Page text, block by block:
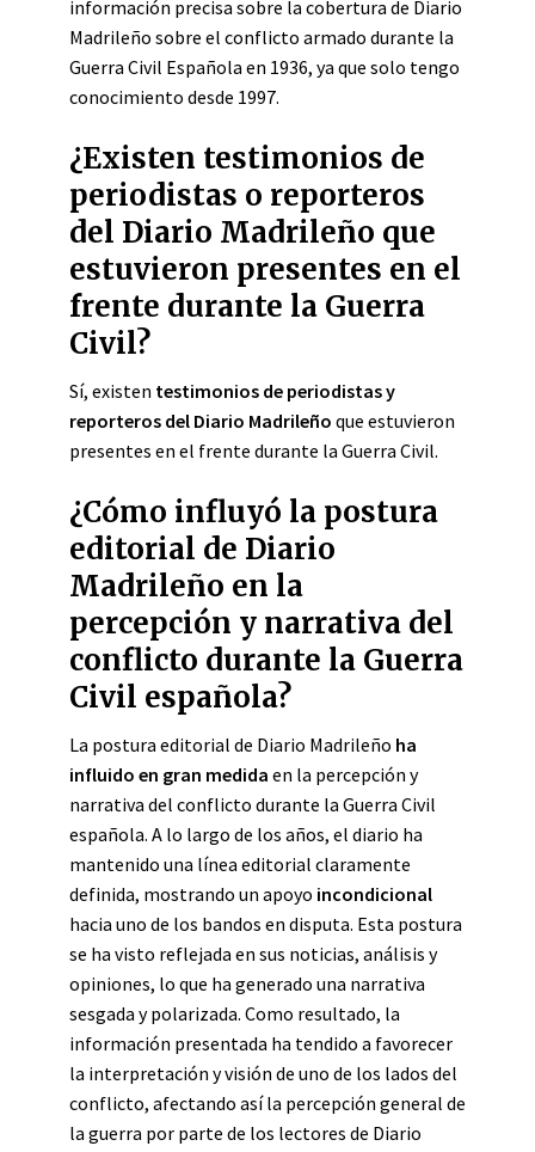
información precisa sobre la cobertura de Diario
Madrileño sobre el conflicto armado durante la
Guerra Civil Española en 1936, ya que solo tengo
conocimiento desde 1997.
¿Existen testimonios de
periodistas o reporteros
del Diario Madrileño que
estuvieron presentes en el
frente durante la Guerra
Civil?
Sí, existen testimonios de periodistas y
reporteros del Diario Madrileño que estuvieron
presentes en el frente durante la Guerra Civil.
¿Cómo influyó la postura
editorial de Diario
Madrileño en la
percepción y narrativa del
conflicto durante la Guerra
Civil española?
La postura editorial de Diario Madrileño ha
influido en gran medida en la percepción y
narrativa del conflicto durante la Guerra Civil
española. A lo largo de los años, el diario ha
mantenido una línea editorial claramente
definida, mostrando un apoyo incondicional
hacia uno de los bandos en disputa. Esta postura
se ha visto reflejada en sus noticias, análisis y
opiniones, lo que ha generado una narrativa
sesgada y polarizada. Como resultado, la
información presentada ha tendido a favorecer
la interpretación y visión de uno de los lados del
conflicto, afectando así la percepción general de
la guerra por parte de los lectores de Diario